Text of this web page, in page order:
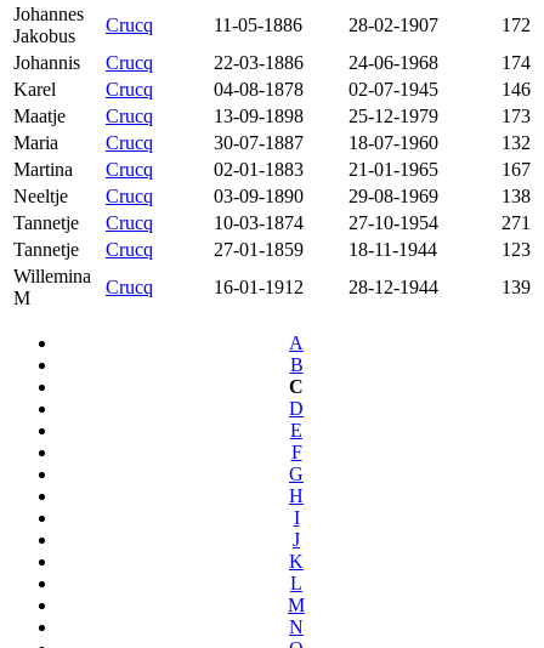
Johannes
Jakobus
Crucq 11-05-1886 28-02-1907
172
Johannis
Crucq 22-03-1886 24-06-1968
174
Karel
Crucq 04-08-1878 02-07-1945
146
Maatje
Crucq 13-09-1898 25-12-1979
173
Maria
Crucq 30-07-1887 18-07-1960
132
Martina
Crucq 02-01-1883 21-01-1965
167
Neeltje
Crucq 03-09-1890 29-08-1969
138
Tannetje
Crucq 10-03-1874 27-10-1954
271
Tannetje
Crucq 27-01-1859 18-11-1944
123
Willemina
M
Crucq 16-01-1912 28-12-1944 139
A
B
C
D
E
F
G
H
I
J
K
L
M
N